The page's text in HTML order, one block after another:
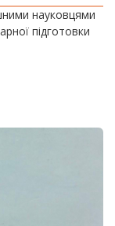
науковцями
підготовки